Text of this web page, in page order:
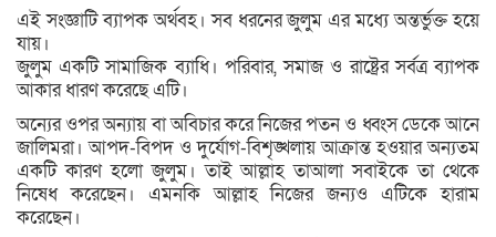
এই সংজ্ঞাটি ব্যাপক অর্থবহ। সব ধরনের জুলুম এর মধ্যে অন্তর্ভুক্ত হয়ে
যায়।
জুলুম একটি সামাজিক ব্যাধি। পরিবার, সমাজ ও রাষ্ট্রের সর্বত্র ব্যাপক
আকার ধারণ করেছে এটি।
অন্যের ওপর অন্যায় বা অবিচার করে নিজের পতন ও ধ্বংস ডেকে আনে
জালিমরা। আপদ-বিপদ ও দুর্যোগ-বিশৃঙ্খলায় আক্রান্ত হওয়ার অন্যতম
একটি কারণ হলো জুলুম। তাই আল্লাহ তাআলা সবাইকে তা থেকে
নিষেধ করেছেন। এমনকি আল্লাহ নিজের জন্যও এটিকে হারাম
করেছেন।